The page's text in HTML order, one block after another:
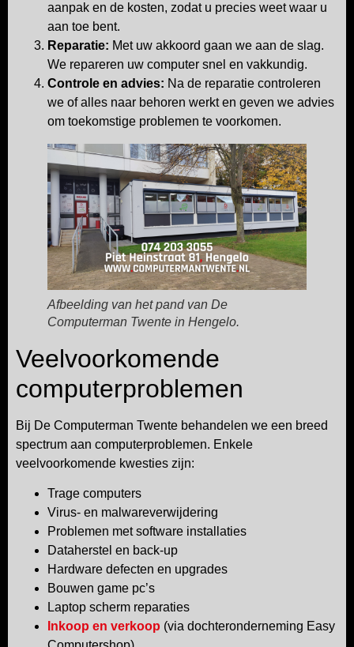
aanpak en de kosten, zodat u precies weet waar u
aan toe bent.
Reparatie: Met uw akkoord gaan we aan de slag.
We repareren uw computer snel en vakkundig.
Controle en advies: Na de reparatie controleren
we of alles naar behoren werkt en geven we advies
om toekomstige problemen te voorkomen.
Afbeelding van het pand van De
Computerman Twente in Hengelo.
Veelvoorkomende
computerproblemen
Bij De Computerman Twente behandelen we een breed
spectrum aan computerproblemen. Enkele
veelvoorkomende kwesties zijn:
Trage computers
Virus- en malwareverwijdering
Problemen met software installaties
Dataherstel en back-up
Hardware defecten en upgrades
Bouwen game pc’s
Laptop scherm reparaties
Inkoop en verkoop (via dochteronderneming Easy